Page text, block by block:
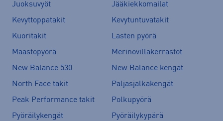
Juoksuvyöt
Jääkiekkomailat
Kevyttoppatakit
Kevytuntuvatakit
Kuoritakit
Lasten pyörä
Maastopyörä
Merinovillakerrastot
New Balance 530
New Balance kengät
North Face takit
Paljasjalkakengät
Peak Performance takit
Polkupyörä
Pyöräilykengät
Pyöräilykypärä